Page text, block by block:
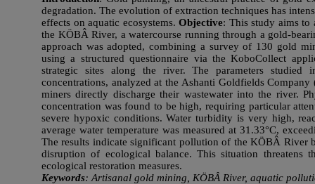
degradation. The evolution of extraction techniques has
effects on aquatic ecosystems. Objective: This study aims to
the KÖBÂ River, a watercourse running through a gold-
approach was adopted, combining a survey of 130 gold
using a structured questionnaire via the KoboCollect
strategic sites along the river. The parameters studied
concentrations, analyzed at the Ashanti Goldfields
miners directly discharge their wastewater into the river.
concentration was found to be high, requiring particular
severe hypoxic conditions. Water turbidity is very high,
average water temperature was measured at 31.33°C,
The results indicate significant pollution of the KÖBÂ River
disruption of ecological balance. This situation threatens
ecological restoration measures.
Keywords: Artisanal gold mining, KÖBÂ River, aquatic